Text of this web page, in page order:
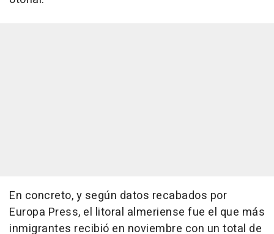
En concreto, y según datos recabados por
Europa Press, el litoral almeriense fue el que más
inmigrantes recibió en noviembre con un total de